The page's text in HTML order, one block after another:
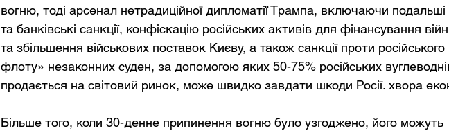
вогню, тоді арсенал нетрадиційної дипломатії Трампа, включаючи подальші
та банківські санкції, конфіскацію російських активів для фінансування
та збільшення військових поставок Києву, а також санкції проти російського
флоту» незаконних суден, за допомогою яких 50-75% російських
продається на світовий ринок, може швидко завдати шкоди Росії. хвора
Більше того, коли 30-денне припинення вогню було узгоджено, його можуть